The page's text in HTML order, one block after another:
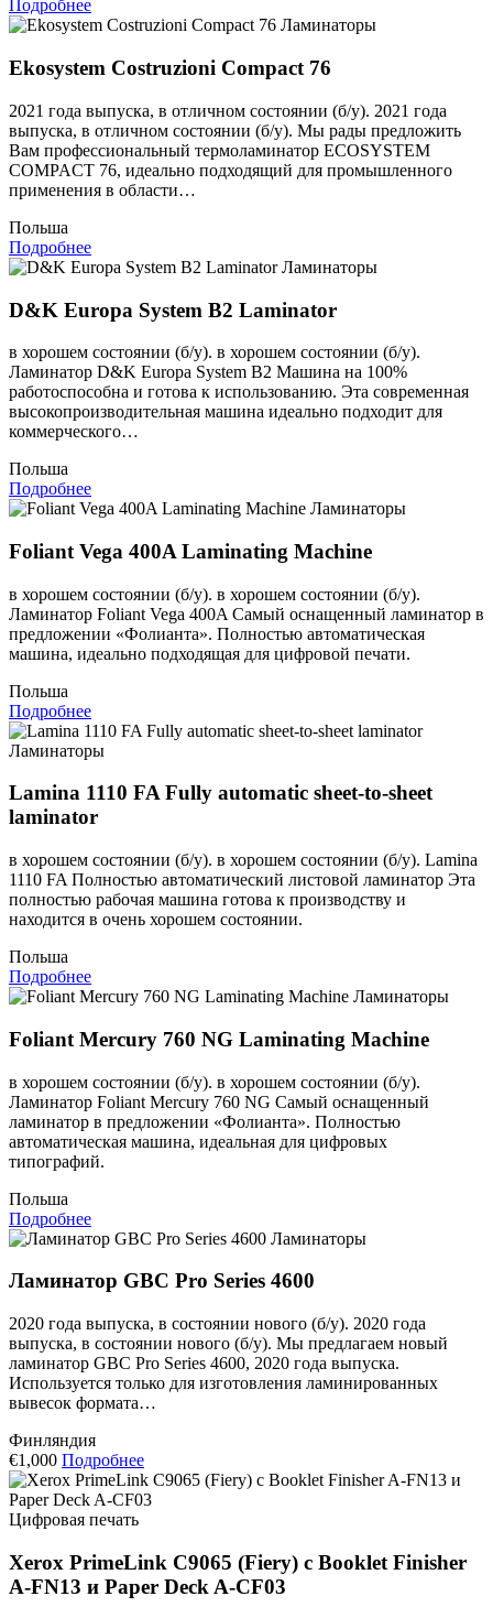
Подробнее
Ламинаторы
Ekosystem Costruzioni Compact 76
2021 года выпуска, в отличном состоянии (б/у). 2021 года
выпуска, в отличном состоянии (б/у). Мы рады предложить
Вам профессиональный термоламинатор ECOSYSTEM
COMPACT 76, идеально подходящий для промышленного
применения в области…
Польша
Подробнее
Ламинаторы
D&K Europa System B2 Laminator
в хорошем состоянии (б/у). в хорошем состоянии (б/у).
Ламинатор D&K Europa System B2 Машина на 100%
работоспособна и готова к использованию. Эта современная
высокопроизводительная машина идеально подходит для
коммерческого…
Польша
Подробнее
Ламинаторы
Foliant Vega 400A Laminating Machine
в хорошем состоянии (б/у). в хорошем состоянии (б/у).
Ламинатор Foliant Vega 400A Самый оснащенный ламинатор в
предложении «Фолианта». Полностью автоматическая
машина, идеально подходящая для цифровой печати.
Польша
Подробнее
Ламинаторы
Lamina 1110 FA Fully automatic sheet-to-sheet
laminator
в хорошем состоянии (б/у). в хорошем состоянии (б/у). Lamina
1110 FA Полностью автоматический листовой ламинатор Эта
полностью рабочая машина готова к производству и
находится в очень хорошем состоянии.
Польша
Подробнее
Ламинаторы
Foliant Mercury 760 NG Laminating Machine
в хорошем состоянии (б/у). в хорошем состоянии (б/у).
Ламинатор Foliant Mercury 760 NG Самый оснащенный
ламинатор в предложении «Фолианта». Полностью
автоматическая машина, идеальная для цифровых
типографий.
Польша
Подробнее
Ламинаторы
Ламинатор GBC Pro Series 4600
2020 года выпуска, в состоянии нового (б/у). 2020 года
выпуска, в состоянии нового (б/у). Мы предлагаем новый
ламинатор GBC Pro Series 4600, 2020 года выпуска.
Используется только для изготовления ламинированных
вывесок формата…
Финляндия
€1,000 Подробнее
Цифровая печать
Xerox PrimeLink C9065 (Fiery) с Booklet Finisher
A‑FN13 и Paper Deck A‑CF03